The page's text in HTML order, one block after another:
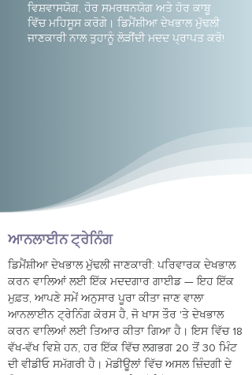
ਵਿਸ਼ਵਾਸਯੋਗ, ਹੋਰ ਸਮਰਥਨਯੋਗ ਅਤੇ ਹੋਰ ਕਾਬੂ
ਵਿੱਚ ਮਹਿਸੂਸ ਕਰੋਗੇ। ਡਿਮੈਂਸ਼ੀਆ ਦੇਖਭਾਲ ਮੁੱਢਲੀ
ਜਾਣਕਾਰੀ ਨਾਲ ਤੁਹਾਨੂੰ ਲੋੜੀਂਦੀ ਮਦਦ ਪ੍ਰਾਪਤ ਕਰੋ!
ਆਨਲਾਈਨ ਟ੍ਰੇਨਿੰਗ
ਡਿਮੈਂਸ਼ੀਆ ਦੇਖਭਾਲ ਮੁੱਢਲੀ ਜਾਣਕਾਰੀ: ਪਰਿਵਾਰਕ ਦੇਖਭਾਲ
ਕਰਨ ਵਾਲਿਆਂ ਲਈ ਇੱਕ ਮਦਦਗਾਰ ਗਾਈਡ — ਇਹ ਇੱਕ
ਮੁਫ਼ਤ, ਆਪਣੇ ਸਮੇਂ ਅਨੁਸਾਰ ਪੂਰਾ ਕੀਤਾ ਜਾਣ ਵਾਲਾ
ਆਨਲਾਈਨ ਟ੍ਰੇਨਿੰਗ ਕੋਰਸ ਹੈ, ਜੋ ਖਾਸ ਤੌਰ 'ਤੇ ਦੇਖਭਾਲ
ਕਰਨ ਵਾਲਿਆਂ ਲਈ ਤਿਆਰ ਕੀਤਾ ਗਿਆ ਹੈ। ਇਸ ਵਿੱਚ 18
ਵੱਖ-ਵੱਖ ਵਿਸ਼ੇ ਹਨ, ਹਰ ਇੱਕ ਵਿੱਚ ਲਗਭਗ 20 ਤੋਂ 30 ਮਿੰਟ
ਦੀ ਵੀਡੀਓ ਸਮੱਗਰੀ ਹੈ। ਮੋਡੀਊਲਾਂ ਵਿੱਚ ਅਸਲ ਜ਼ਿੰਦਗੀ ਦੇ